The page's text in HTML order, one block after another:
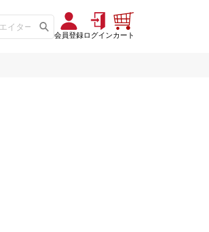
会員登録ログインカート